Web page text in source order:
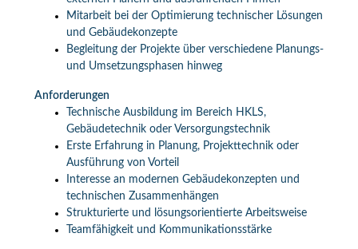
Mitarbeit bei der Optimierung technischer Lösungen
und Gebäudekonzepte
Begleitung der Projekte über verschiedene Planungs-
und Umsetzungsphasen hinweg
Anforderungen
Technische Ausbildung im Bereich HKLS,
Gebäudetechnik oder Versorgungstechnik
Erste Erfahrung in Planung, Projekttechnik oder
Ausführung von Vorteil
Interesse an modernen Gebäudekonzepten und
technischen Zusammenhängen
Strukturierte und lösungsorientierte Arbeitsweise
Teamfähigkeit und Kommunikationsstärke